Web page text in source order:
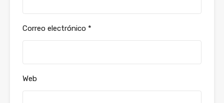
Correo electrónico *
Web